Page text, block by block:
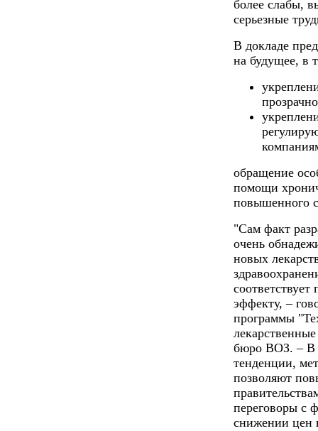
более слабы,
серьезные
В докладе
на будущее, в
обращение
помощи
повышенного
"Сам факт
очень
новых
эффекту, –
программы
бюро ВОЗ. – В
тенденции,
позволяют
переговоры с
снижении цен